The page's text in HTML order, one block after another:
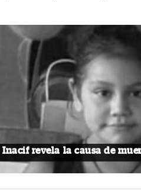
Inacif revela la causa de